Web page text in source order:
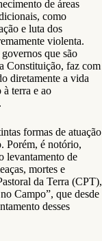
de áreas
como
e luta dos
violenta.
que são
Constituição, faz com
diretamente a vida
à terra e ao
formas de atuação
Porém, é notório,
levantamento de
mortes e
da Terra (CPT),
Campo”, que desde
desses